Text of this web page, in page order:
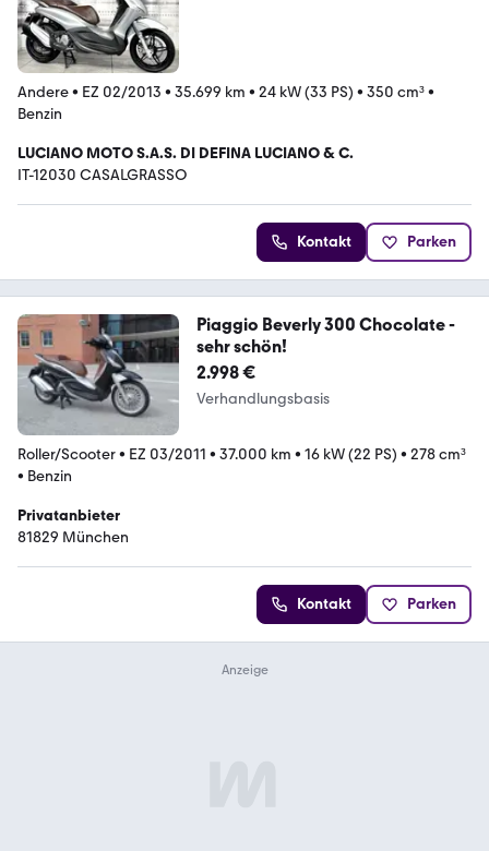
Andere• EZ 02/2013 • 35.699 km • 24 kW (33 PS) • 350 cm³•
Benzin
LUCIANO MOTO S.A.S. DI DEFINA LUCIANO & C.
IT-12030 CASALGRASSO
Kontakt Parken
Piaggio Beverly 300 Chocolate -
sehr schön!
2.998 €
Verhandlungsbasis
Roller/Scooter• EZ 03/2011 • 37.000 km • 16 kW (22 PS) • 278 cm³
• Benzin
Privatanbieter
81829 München
Kontakt Parken